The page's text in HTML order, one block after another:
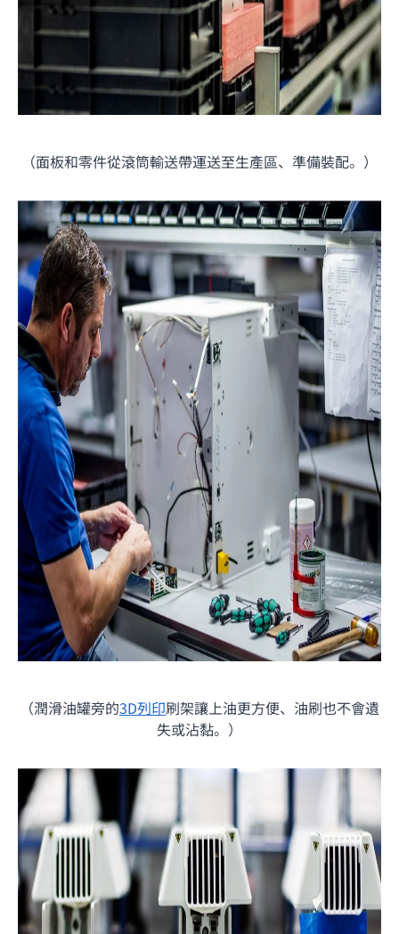
（面板和零件從滾筒輸送帶運送至生產區、準備裝配。）
（潤滑油罐旁的3D列印刷架讓上油更方便、油刷也不會遺
失或沾黏。）